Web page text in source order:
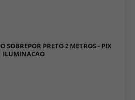
SOBREPOR PRETO 2 METROS - PIX
ILUMINACAO